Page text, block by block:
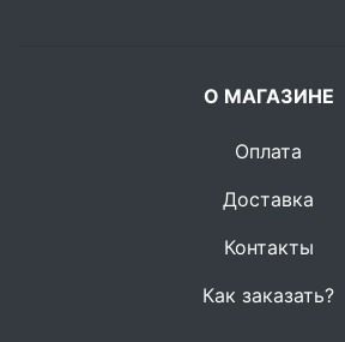
О МАГАЗИНЕ
Оплата
Доставка
Контакты
Как заказать?